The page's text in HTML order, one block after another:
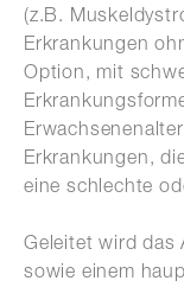
(z.B.
Erkrankungen
Option, mit
Erkrankungen,
eine schlechte
Geleitet wird das
sowie einem